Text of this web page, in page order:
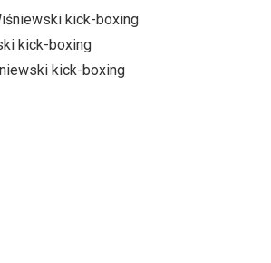
kick-boxing
kick-boxing
kick-boxing